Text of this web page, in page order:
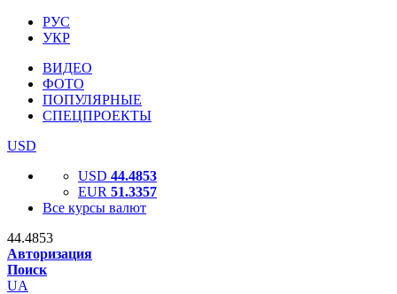
РУС
УКР
ВИДЕО
ФОТО
ПОПУЛЯРНЫЕ
СПЕЦПРОЕКТЫ
USD
USD 44.4853
EUR 51.3357
Все курсы валют
44.4853
Авторизация
Поиск
UA